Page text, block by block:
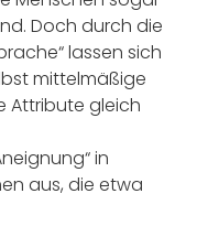
Doch durch die
lassen sich
mittelmäßige
Attribute gleich
in
aus, die etwa